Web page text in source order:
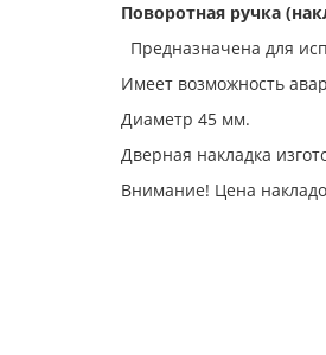
Поворотная ручка
Предназначена для
Имеет возможность
Диаметр 45 мм.
Дверная накладка
Внимание! Цена